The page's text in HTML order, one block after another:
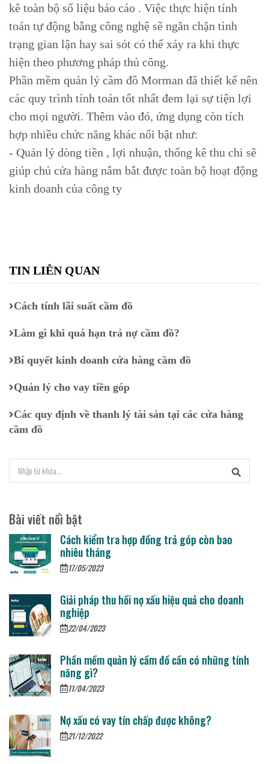
kê toàn bộ số liệu báo cáo . Việc thực hiện tính
toán tự động bằng công nghệ sẽ ngăn chặn tình
trạng gian lận hay sai sót có thể xảy ra khi thực
hiện theo phương pháp thủ công.
Phần mềm quản lý cầm đồ Morman đã thiết kế nên
các quy trình tính toán tốt nhất đem lại sự tiện lợi
cho mọi người. Thêm vào đó, ứng dụng còn tích
hợp nhiều chức năng khác nổi bật như:
- Quản lý dòng tiền , lợi nhuận, thống kê thu chi sẽ
giúp chủ cửa hàng nắm bắt được toàn bộ hoạt động
kinh doanh của công ty
TIN LIÊN QUAN
Cách tính lãi suất cầm đồ
Làm gì khi quá hạn trả nợ cầm đồ?
Bí quyết kinh doanh cửa hàng cầm đồ
Quản lý cho vay tiền góp
Các quy định về thanh lý tài sản tại các cửa hàng
cầm đồ
Bài viết nổi bật
Cách kiểm tra hợp đồng trả góp còn bao
nhiêu tháng
17/05/2023
Giải pháp thu hồi nợ xấu hiệu quả cho doanh
nghiệp
22/04/2023
Phần mềm quản lý cầm đồ cần có những tính
năng gì?
11/04/2023
Nợ xấu có vay tín chấp được không?
21/12/2022